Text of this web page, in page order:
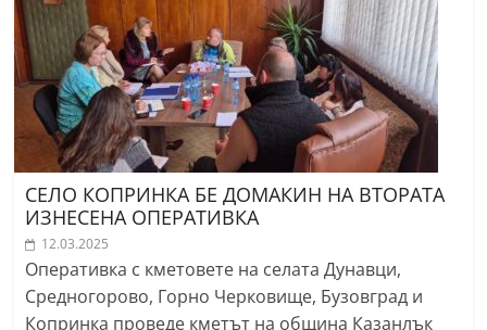
СЕЛО КОПРИНКА БЕ ДОМАКИН НА ВТОРАТА
ИЗНЕСЕНА ОПЕРАТИВКА
12.03.2025
Оперативка с кметовете на селата Дунавци,
Средногорово, Горно Черковище, Бузовград и
Копринка проведе кметът на община Казанлък